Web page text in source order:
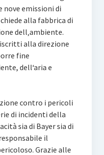
emissioni di
alla fabbrica di
dell‚ambiente.
alla direzione
fine
dell‘aria e
contro i pericoli
di incidenti della
sia di Bayer sia di
il
Grazie alle